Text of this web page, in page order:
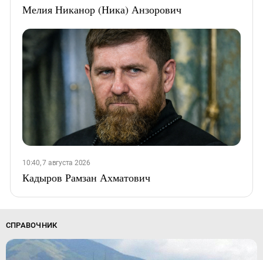
Мелия Никанор (Ника) Анзорович
10:40, 7 августа 2026
Кадыров Рамзан Ахматович
СПРАВОЧНИК